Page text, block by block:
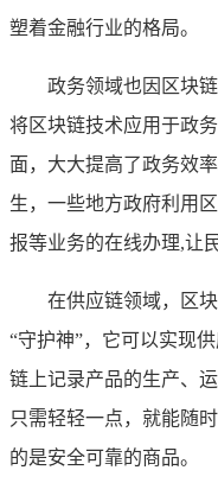
塑着金融行业的格局。
政务领域也因区块
将区块链技术应用于政
面，大大提高了政务效
生，一些地方政府利用
报等业务的在线办理,让
在供应链领域，区
“守护神”，它可以实现
链上记录产品的生产、
只需轻轻一点，就能随
的是安全可靠的商品。